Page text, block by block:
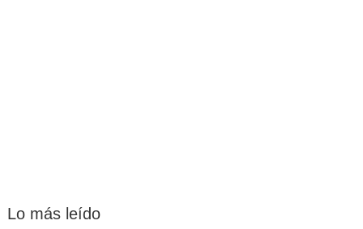
Lo más leído